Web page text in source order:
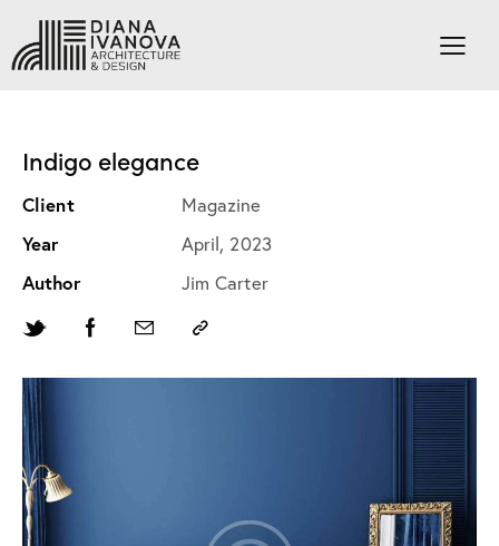
Indigo elegance
Client
Magazine
Year
April, 2023
Author
Jim Carter